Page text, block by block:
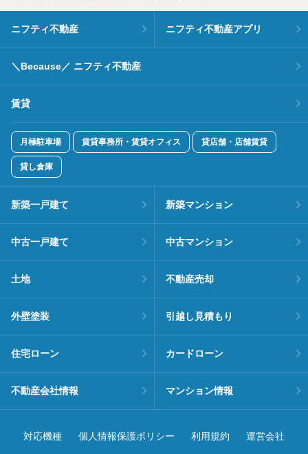
ニフティ不動産 ニフティ不動産アプリ
＼Because／ ニフティ不動産
賃貸
月極駐車場 賃貸事務所・賃貸オフィス 貸店舗・店舗賃貸
貸し倉庫
新築一戸建て 新築マンション
中古一戸建て 中古マンション
土地 不動産売却
外壁塗装 引越し見積もり
住宅ローン カードローン
不動産会社情報 マンション情報
対応機種 個人情報保護ポリシー 利用規約 運営会社